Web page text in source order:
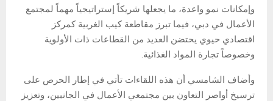
وإمكانات نمو واعدة، ما يجعلها شريكاً إستراتيجياً مهماً لمجتمع
الأعمال في دبي، فيما تبرز مقاطعة كيب الغربية كمركز
اقتصادي حيوي يحتضن العديد من القطاعات ذات الأولوية
وخصوصاً تجارة المواد الغذائية.
وأضاف الشامسي أن هذه اللقاءات تأتي في إطار الحرص على
ترسيخ أواصر التعاون بين مجتمعي الأعمال في الجانبين، وتعزيز